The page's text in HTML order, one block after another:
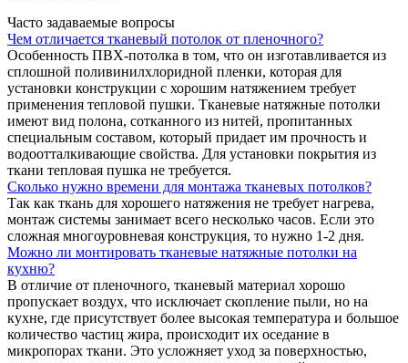
Часто задаваемые вопросы
Чем отличается тканевый потолок от пленочного?
Особенность ПВХ-потолка в том, что он изготавливается из
сплошной поливинилхлоридной пленки, которая для
установки конструкции с хорошим натяжением требует
применения тепловой пушки. Тканевые натяжные потолки
имеют вид полона, сотканного из нитей, пропитанных
специальным составом, который придает им прочность и
водоотталкивающие свойства. Для установки покрытия из
ткани тепловая пушка не требуется.
Сколько нужно времени для монтажа тканевых потолков?
Так как ткань для хорошего натяжения не требует нагрева,
монтаж системы занимает всего несколько часов. Если это
сложная многоуровневая конструкция, то нужно 1-2 дня.
Можно ли монтировать тканевые натяжные потолки на
кухню?
В отличие от пленочного, тканевый материал хорошо
пропускает воздух, что исключает скопление пыли, но на
кухне, где присутствует более высокая температура и большое
количество частиц жира, происходит их оседание в
микропорах ткани. Это усложняет уход за поверхностью,